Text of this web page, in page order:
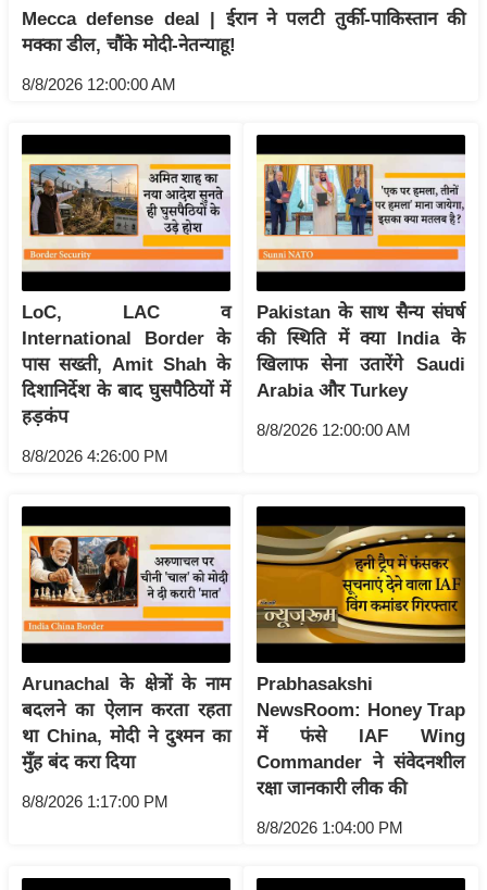
त
वि
शे
ज्ञ
रा
य
ब
ज
खे
ल
क्रि
के
L
2
0
2
6
क्रा
इ
म
ई
-
र
Mecca defense deal | ईरान ने पलटी तुर्की-पाकिस्तान की
मक्का डील, चौंके मोदी-नेतन्याहू!
8/8/2026 12:00:00 AM
LoC, LAC व
International Border के
पास सख्ती, Amit Shah के
दिशानिर्देश के बाद घुसपैठियों में
हड़कंप
8/8/2026 4:26:00 PM
Pakistan के साथ सैन्य संघर्ष
की स्थिति में क्या India के
खिलाफ सेना उतारेंगे Saudi
Arabia और Turkey
8/8/2026 12:00:00 AM
Arunachal के क्षेत्रों के नाम
बदलने का ऐलान करता रहता
था China, मोदी ने दुश्मन का
मुँह बंद करा दिया
8/8/2026 1:17:00 PM
Prabhasakshi
NewsRoom: Honey Trap
में फंसे IAF Wing
Commander ने संवेदनशील
रक्षा जानकारी लीक की
8/8/2026 1:04:00 PM